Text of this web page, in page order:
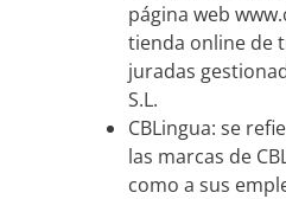
página web
tienda online de
juradas
S.L.
CBLingua: se
las marcas de
como a sus